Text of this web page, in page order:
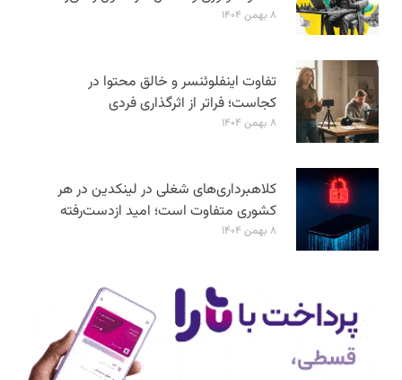
۸ بهمن ۱۴۰۴
تفاوت اینفلوئنسر و خالق محتوا در
کجاست؛ فراتر از اثرگذاری فردی
۸ بهمن ۱۴۰۴
کلاهبرداری‌های شغلی در لینکدین در هر
کشوری متفاوت است؛ امید ازدست‌رفته
۸ بهمن ۱۴۰۴